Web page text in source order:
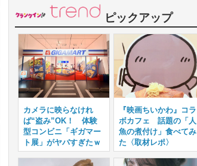
ピックアップ
カメラに映らなけれ
ば“盗み”OK！ 体験
型コンビニ「ギガマー
ト展」がヤバすぎたｗ
『映画ちいかわ』コラ
ボカフェ 話題の「人
魚の煮付け」食べてみ
た〈取材レポ〉